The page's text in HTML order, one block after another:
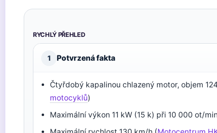
RYCHLÝ PŘEHLED
1 Potvrzená fakta
Čtyřdobý kapalinou chlazený motor, objem
motocyklů)
Maximální výkon 11 kW (15 k) při 10 000 ot/